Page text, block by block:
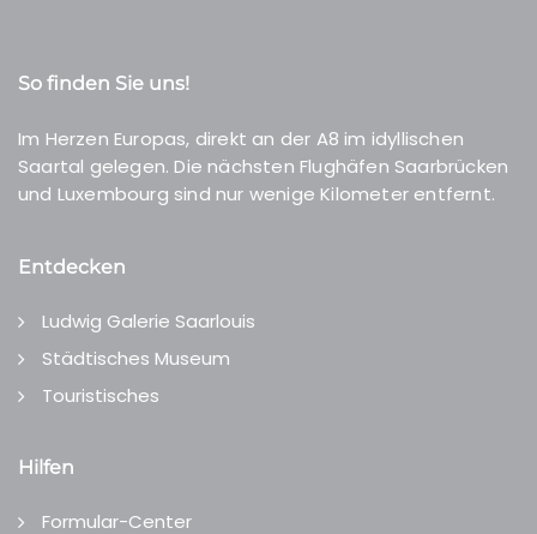
So finden Sie uns!
Im Herzen Europas, direkt an der A8 im idyllischen
Saartal gelegen. Die nächsten Flughäfen Saarbrücken
und Luxembourg sind nur wenige Kilometer entfernt.
Entdecken
Ludwig Galerie Saarlouis
Städtisches Museum
Touristisches
Hilfen
Formular-Center